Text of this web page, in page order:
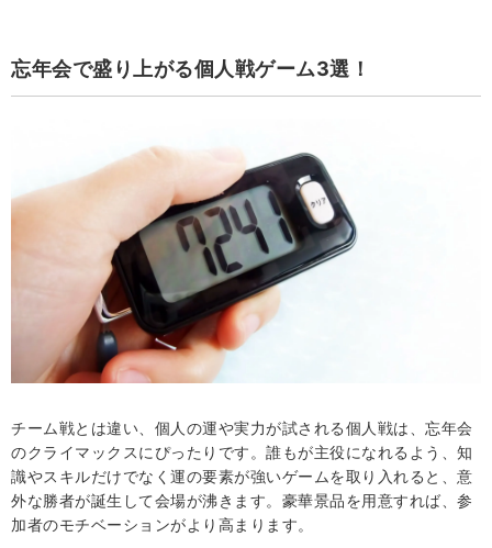
忘年会で盛り上がる個人戦ゲーム3選！
チーム戦とは違い、個人の運や実力が試される個人戦は、忘年会
のクライマックスにぴったりです。誰もが主役になれるよう、知
識やスキルだけでなく運の要素が強いゲームを取り入れると、意
外な勝者が誕生して会場が沸きます。豪華景品を用意すれば、参
加者のモチベーションがより高まります。